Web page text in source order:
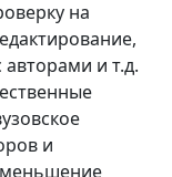
на
авторами и т.д.
и